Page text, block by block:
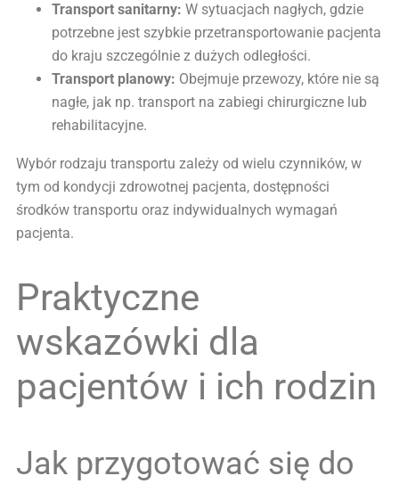
Transport sanitarny: W sytuacjach nagłych, gdzie
potrzebne jest szybkie przetransportowanie pacjenta
do kraju szczególnie z dużych odległości.
Transport planowy: Obejmuje przewozy, które nie są
nagłe, jak np. transport na zabiegi chirurgiczne lub
rehabilitacyjne.
Wybór rodzaju transportu zależy od wielu czynników, w
tym od kondycji zdrowotnej pacjenta, dostępności
środków transportu oraz indywidualnych wymagań
pacjenta.
Praktyczne
wskazówki dla
pacjentów i ich rodzin
Jak przygotować się do